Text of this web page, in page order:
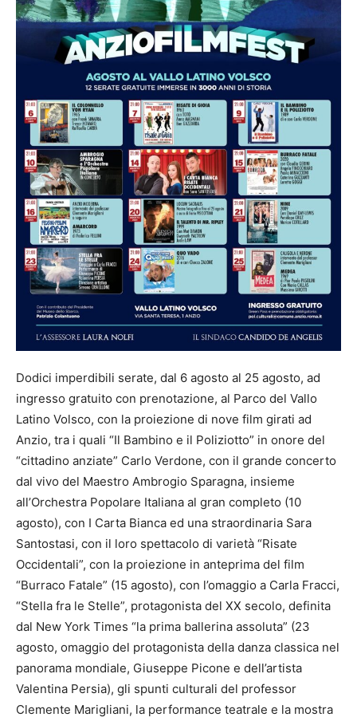
Dodici imperdibili serate, dal 6 agosto al 25 agosto, ad
ingresso gratuito con prenotazione, al Parco del Vallo
Latino Volsco, con la proiezione di nove film girati ad
Anzio, tra i quali “Il Bambino e il Poliziotto” in onore del
“cittadino anziate” Carlo Verdone, con il grande concerto
dal vivo del Maestro Ambrogio Sparagna, insieme
all’Orchestra Popolare Italiana al gran completo (10
agosto), con I Carta Bianca ed una straordinaria Sara
Santostasi, con il loro spettacolo di varietà “Risate
Occidentali”, con la proiezione in anteprima del film
“Burraco Fatale” (15 agosto), con l’omaggio a Carla Fracci,
“Stella fra le Stelle”, protagonista del XX secolo, definita
dal New York Times “la prima ballerina assoluta” (23
agosto, omaggio del protagonista della danza classica nel
panorama mondiale, Giuseppe Picone e dell’artista
Valentina Persia), gli spunti culturali del professor
Clemente Marigliani, la performance teatrale e la mostra